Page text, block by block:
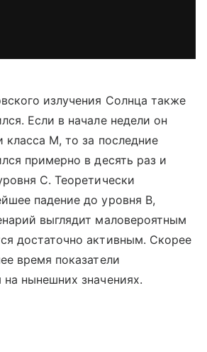
излучения Солнца также
Если в начале недели он
класса M, то за последние
примерно в десять раз и
C. Теоретически
падение до уровня B,
выглядит маловероятным
достаточно активным. Скорее
время показатели
нынешних значениях.